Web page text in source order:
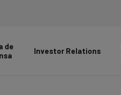
de
Investor Relations